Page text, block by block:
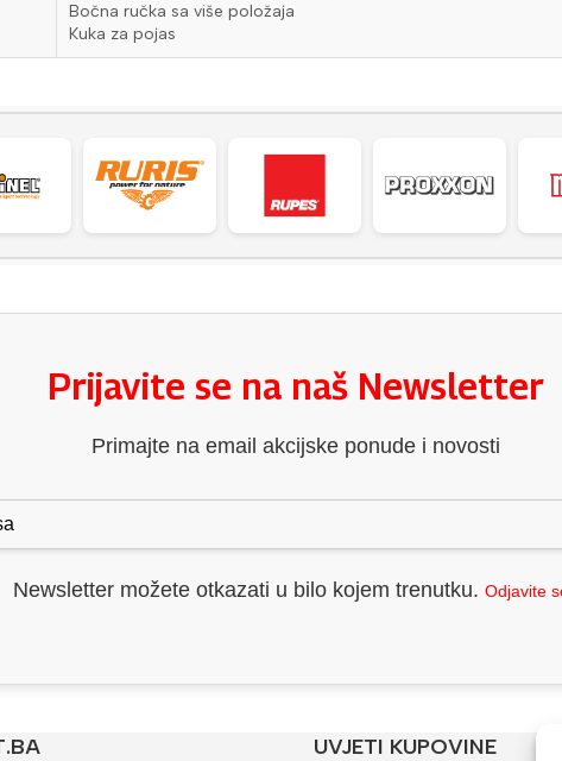
Bočna ručka sa više položaja
Kuka za pojas
Prijavite se na naš Newsletter
Primajte na email akcijske ponude i novosti
Newsletter možete otkazati u bilo kojem trenutku. Odjavite
UVJETI KUPOVINE